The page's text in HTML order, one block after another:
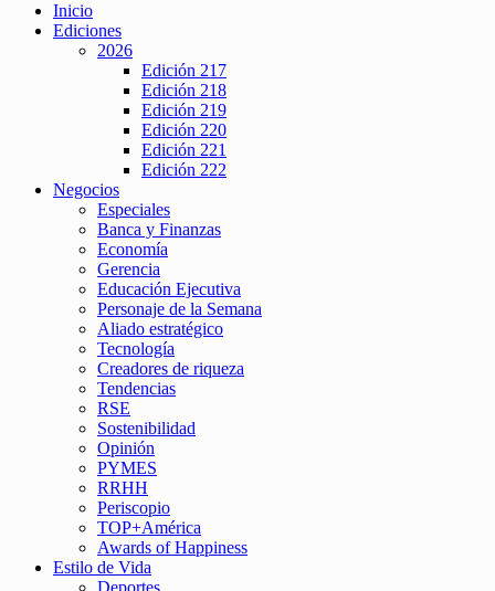
Inicio
Ediciones
2026
Edición 217
Edición 218
Edición 219
Edición 220
Edición 221
Edición 222
Negocios
Especiales
Banca y Finanzas
Economía
Gerencia
Educación Ejecutiva
Personaje de la Semana
Aliado estratégico
Tecnología
Creadores de riqueza
Tendencias
RSE
Sostenibilidad
Opinión
PYMES
RRHH
Periscopio
TOP+América
Awards of Happiness
Estilo de Vida
Deportes